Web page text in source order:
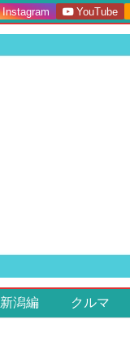
新潟編 クルマ
Instagram YouTube